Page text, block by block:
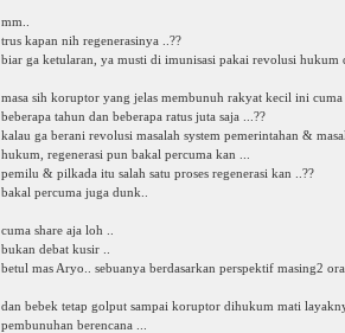
mm..
trus kapan nih regenerasinya ..??
biar ga ketularan, ya musti di imunisasi pakai revolusi hukum
masa sih koruptor yang jelas membunuh rakyat kecil ini
beberapa tahun dan beberapa ratus juta saja ...??
kalau ga berani revolusi masalah system pemerintahan &
hukum, regenerasi pun bakal percuma kan ...
pemilu & pilkada itu salah satu proses regenerasi kan ..??
bakal percuma juga dunk..
cuma share aja loh ..
bukan debat kusir ..
betul mas Aryo.. sebuanya berdasarkan perspektif masing2
dan bebek tetap golput sampai koruptor dihukum mati
pembunuhan berencana ...